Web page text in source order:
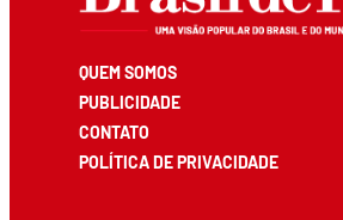
QUEM SOMOS
PUBLICIDADE
CONTATO
POLÍTICA DE PRIVACIDADE